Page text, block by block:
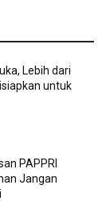
Lebih dari
untuk
PAPPRI
Jangan